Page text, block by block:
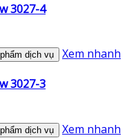
3027-4
dịch vụ Xem nhanh
3027-3
dịch vụ Xem nhanh